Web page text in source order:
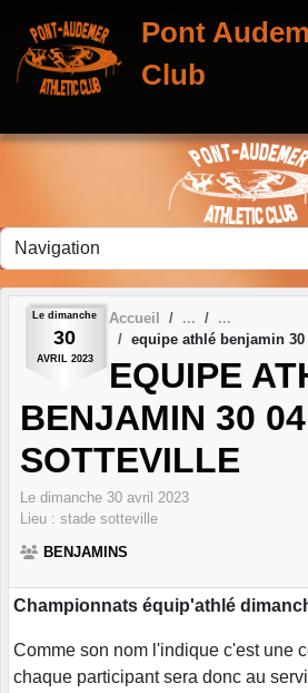
Pont
Club
Le dimanche
30
AVRIL 2023
Accueil
equipe athlé benjamin
EQUIPE
BENJAMIN 30
SOTTEVILLE
Le dimanche 30 avril 2023
Lieu : stade sotteville
BENJAMINS
Championnats équip'athlé
Comme son nom l'indique c'est une
chaque participant sera donc au